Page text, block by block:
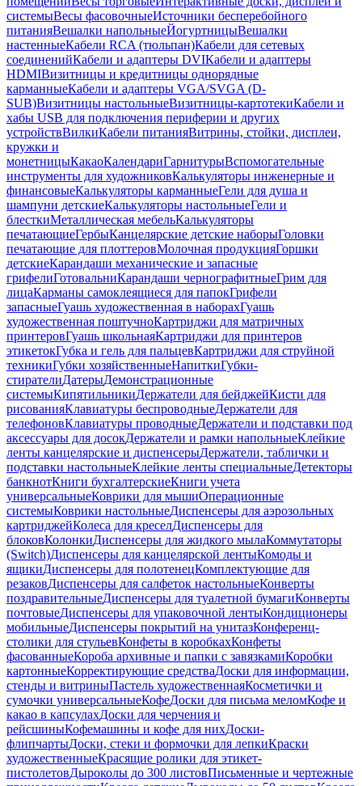
системыВесы фасовочныеИсточники бесперебойного
питанияВешалки напольныеЙогуртницыВешалки
настенныеКабели RCA (тюльпан)Кабели для сетевых
соединенийКабели и адаптеры DVIКабели и адаптеры
HDMIВизитницы и кредитницы однорядные
карманныеКабели и адаптеры VGA/SVGA (D-
SUB)Визитницы настольныеВизитницы-картотекиКабели и
хабы USB для подключения периферии и других
устройствВилкиКабели питанияВитрины, стойки, дисплеи,
кружки и
монетницыКакаоКалендариГарнитурыВспомогательные
инструменты для художниковКалькуляторы инженерные и
финансовыеКалькуляторы карманныеГели для душа и
шампуни детскиеКалькуляторы настольныеГели и
блесткиМеталлическая мебельКалькуляторы
печатающиеГербыКанцелярские детские наборыГоловки
печатающие для плоттеровМолочная продукцияГоршки
детскиеКарандаши механические и запасные
грифелиГотовальниКарандаши чернографитныеГрим для
лицаКарманы самоклеящиеся для папокГрифели
запасныеГуашь художественная в наборахГуашь
художественная поштучноКартриджи для матричных
принтеровГуашь школьнаяКартриджи для принтеров
этикетокГубка и гель для пальцевКартриджи для струйной
техникиГубки хозяйственныеНапиткиГубки-
стирателиДатерыДемонстрационные
системыКипятильникиДержатели для бейджейКисти для
рисованияКлавиатуры беспроводныеДержатели для
телефоновКлавиатуры проводныеДержатели и подставки под
аксессуары для досокДержатели и рамки напольныеКлейкие
ленты канцелярские и диспенсерыДержатели, таблички и
подставки настольныеКлейкие ленты специальныеДетекторы
банкнотКниги бухгалтерскиеКниги учета
универсальныеКоврики для мышиОперационные
системыКоврики настольныеДиспенсеры для аэрозольных
картриджейКолеса для креселДиспенсеры для
блоковКолонкиДиспенсеры для жидкого мылаКоммутаторы
(Switch)Диспенсеры для канцелярской лентыКомоды и
ящикиДиспенсеры для полотенецКомплектующие для
резаковДиспенсеры для салфеток настольныеКонверты
поздравительныеДиспенсеры для туалетной бумагиКонверты
почтовыеДиспенсеры для упаковочной лентыКондиционеры
мобильныеДиспенсеры покрытий на унитазКонференц-
столики для стульевКонфеты в коробкахКонфеты
фасованныеКороба архивные и папки с завязкамиКоробки
картонныеКорректирующие средстваДоски для информации,
стенды и витриныПастель художественнаяКосметички и
сумочки универсальныеКофеДоски для письма меломКофе и
какао в капсулахДоски для черчения и
рейсшиныКофемашины и кофе для нихДоски-
флипчартыДоски, стеки и формочки для лепкиКраски
художественныеКрасящие ролики для этикет-
пистолетовДыроколы до 300 листовПисьменные и чертежные